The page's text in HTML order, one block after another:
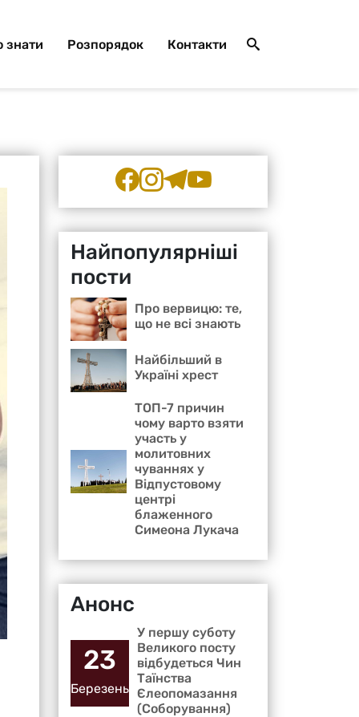
знати Розпорядок Контакти
Найпопулярніші
пости
Про вервицю: те,
що не всі знають
Найбільший в
Україні хрест
ТОП-7 причин
чому варто взяти
участь у
молитовних
чуваннях у
Відпустовому
центрі
блаженного
Симеона Лукача
Анонс
23
Березень
У першу суботу
Великого посту
відбудеться Чин
Таїнства
Єлеопомазання
(Соборування)